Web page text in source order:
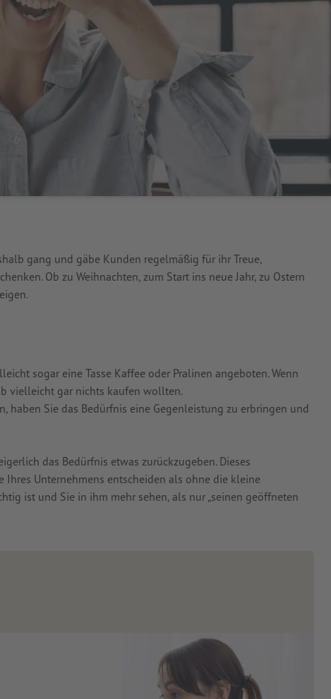
gang und gäbe Kunden regelmäßig für ihr Treue,
Ob zu Weihnachten, zum Start ins neue Jahr, zu Ostern
sogar eine Tasse Kaffee oder Pralinen angeboten. Wenn
vielleicht gar nichts kaufen wollten.
haben Sie das Bedürfnis eine Gegenleistung zu erbringen und
das Bedürfnis etwas zurückzugeben. Dieses
Unternehmens entscheiden als ohne die kleine
ist und Sie in ihm mehr sehen, als nur „seinen geöffneten